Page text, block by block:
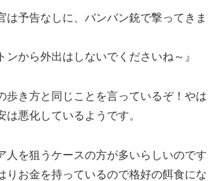
は予告なしに、バンバン銃で撃ってきま
ンから外出はしないでくださいね～』
歩き方と同じことを言っているぞ！やは
は悪化しているようです。
人を狙うケースの方が多いらしいのです
りお金を持っているので格好の餌食にな